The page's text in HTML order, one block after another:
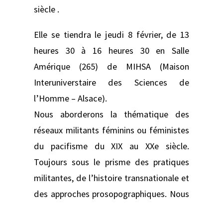
siècle .
Elle se tiendra le jeudi 8 février, de 13
heures 30 à 16 heures 30 en Salle
Amérique (265) de MIHSA (Maison
Interuniverstaire des Sciences de
l’Homme – Alsace).
Nous aborderons la thématique des
réseaux militants féminins ou féministes
du pacifisme du XIX au XXe siècle.
Toujours sous le prisme des pratiques
militantes, de l’histoire transnationale et
des approches prosopographiques. Nous